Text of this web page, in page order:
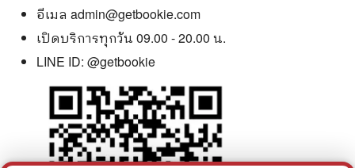
อีเมล admin@getbookie.com
เปิดบริการทุกวัน 09.00 - 20.00 น.
LINE ID: @getbookie